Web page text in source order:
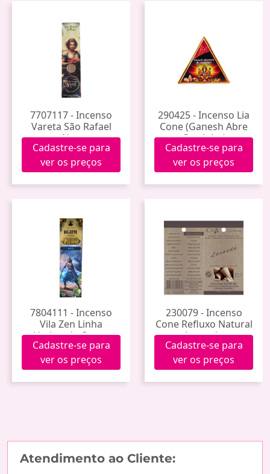
7707117 - Incenso
Vareta São Rafael
Noa
Cadastre-se para
ver os preços
290425 - Incenso Lia
Cone (Ganesh Abre
Caminho)
Cadastre-se para
ver os preços
7804111 - Incenso
Vila Zen Linha
Umbanda Ogum
Cadastre-se para
ver os preços
230079 - Incenso
Cone Refluxo Natural
Lavanda
Cadastre-se para
ver os preços
Atendimento ao Cliente: